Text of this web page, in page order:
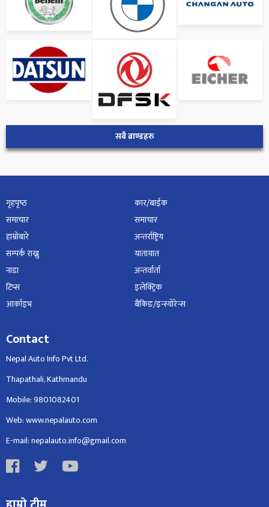
सबै ब्राण्डहरु
गृहपृष्‍ठ
समाचार
हाम्रोबारे
सम्पर्क राख्नु
नाडा
टिप्स
आर्काइभ
कार/बाईक
समाचार
अन्तर्राष्ट्रिय
यातायात
अन्तर्वार्ता
इलेक्ट्रिक
बैंकिङ/इन्स्योरेन्स
Contact
Nepal Auto Info Pvt Ltd.
Thapathali, Kathmandu
Mobile: 9801082401
Web: www.nepalauto.com
E-mail: nepalauto.info@gmail.com